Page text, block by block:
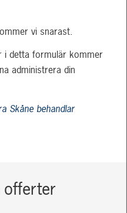
vi snarast.
i detta formulär kommer
administrera din
Skåne behandlar
offerter